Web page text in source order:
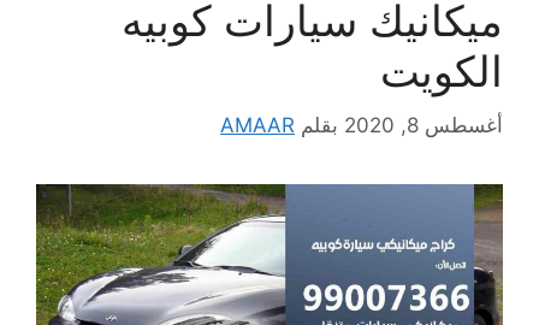
ميكانيك سيارات كوبيه
الكويت
أغسطس 8, 2020 بقلم AMAAR